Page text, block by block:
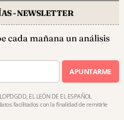
- NEWSLETTER
cada mañana un análisis
APUNTARME
EL LEÓN DE EL ESPAÑOL
facilitados con la finalidad de remitirle